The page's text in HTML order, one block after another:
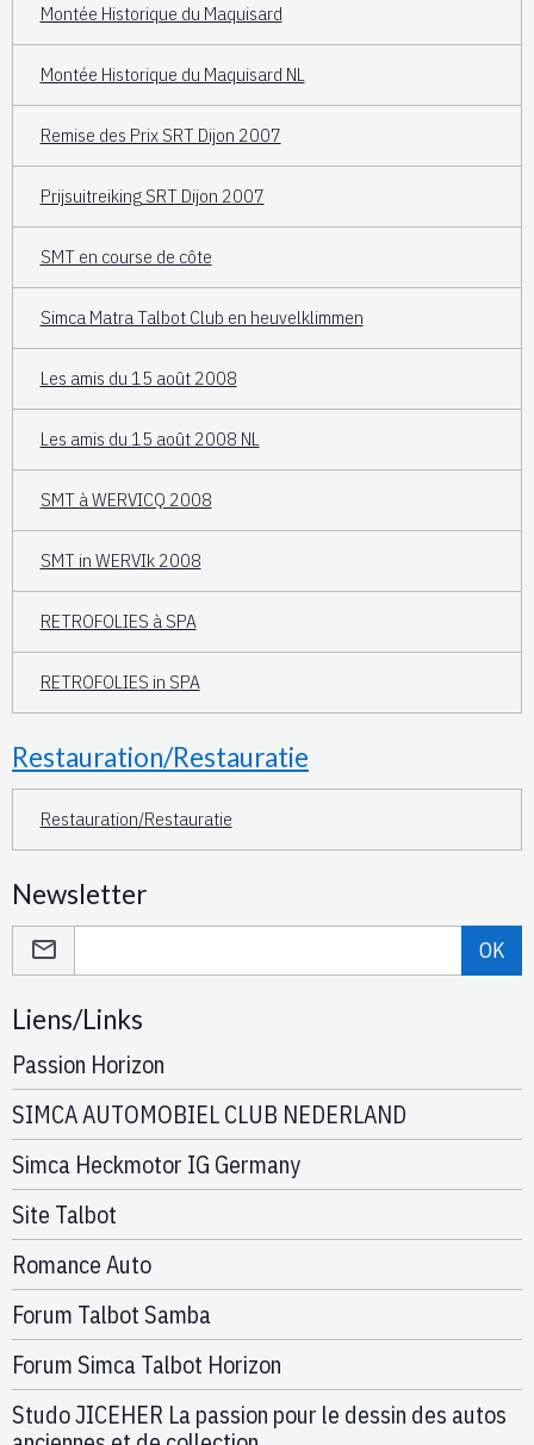
Montée Historique du Maquisard
Montée Historique du Maquisard NL
Remise des Prix SRT Dijon 2007
Prijsuitreiking SRT Dijon 2007
SMT en course de côte
Simca Matra Talbot Club en heuvelklimmen
Les amis du 15 août 2008
Les amis du 15 août 2008 NL
SMT à WERVICQ 2008
SMT in WERVIk 2008
RETROFOLIES à SPA
RETROFOLIES in SPA
Restauration/Restauratie
Restauration/Restauratie
Newsletter
OK
Liens/Links
Passion Horizon
SIMCA AUTOMOBIEL CLUB NEDERLAND
Simca Heckmotor IG Germany
Site Talbot
Romance Auto
Forum Talbot Samba
Forum Simca Talbot Horizon
Studo JICEHER La passion pour le dessin des autos